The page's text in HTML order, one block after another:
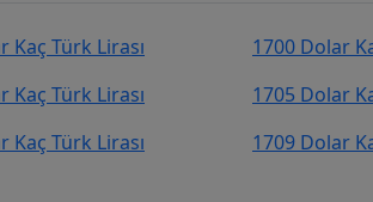
Kaç Türk Lirası 1700 Dolar
Kaç Türk Lirası
1705 Dolar
Kaç Türk Lirası
1709 Dolar